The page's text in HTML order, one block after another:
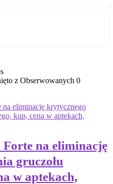
z Obserwowanych 0
na eliminację
gruczołu
w aptekach,